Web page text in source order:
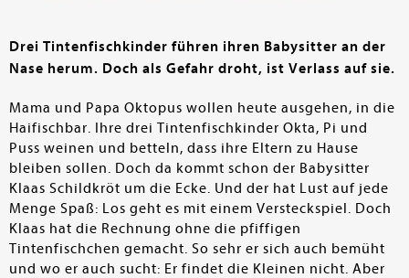
Drei Tintenfischkinder führen ihren Babysitter an der
Nase herum. Doch als Gefahr droht, ist Verlass auf sie.
Mama und Papa Oktopus wollen heute ausgehen, in die
Haifischbar. Ihre drei Tintenfischkinder Okta, Pi und
Puss weinen und betteln, dass ihre Eltern zu Hause
bleiben sollen. Doch da kommt schon der Babysitter
Klaas Schildkröt um die Ecke. Und der hat Lust auf jede
Menge Spaß: Los geht es mit einem Versteckspiel. Doch
Klaas hat die Rechnung ohne die pfiffigen
Tintenfischchen gemacht. So sehr er sich auch bemüht
und wo er auch sucht: Er findet die Kleinen nicht. Aber